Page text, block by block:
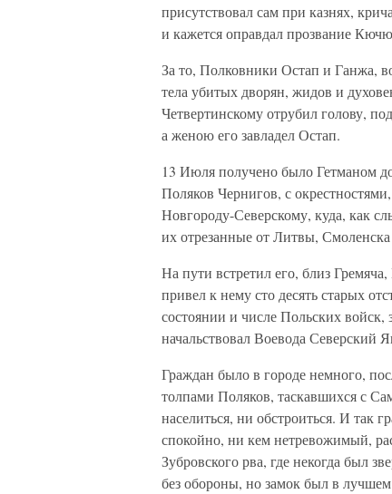
присутствовал сам при казнях,
и кажется оправдал прозвание
За то, Полковники Остап и Ганжа,
тела убитых дворян, жидов и
Четвертинскому отрубил голову,
а женою его завладел Остап.
13 Июля получено было Гетманом
Поляков Чернигов, с
Новгороду-Северскому, куда, как
их отрезанные от Литвы,
На пути встретил его, близ
привел к нему сто десять старых
состоянии и числе Польских
начальствовал Воевода Северский
Граждан было в городе немного,
толпами Поляков, таскавшихся с
населиться, ни обстроиться. И так
спокойно, ни кем нетревожимый,
Зубровского рва, где некогда был
без обороны, но замок был в